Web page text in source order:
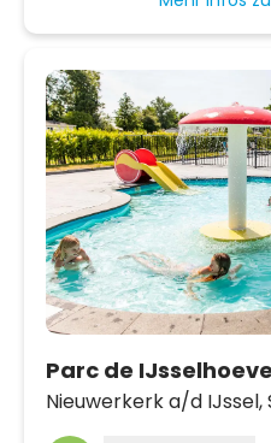
Parc de IJsselhoeve
Nieuwerkerk a/d IJssel,